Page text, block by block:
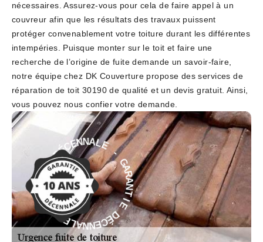
nécessaires. Assurez-vous pour cela de faire appel à un
couvreur afin que les résultats des travaux puissent
protéger convenablement votre toiture durant les différentes
intempéries. Puisque monter sur le toit et faire une
recherche de l’origine de fuite demande un savoir-faire,
notre équipe chez DK Couverture propose des services de
réparation de toit 30190 de qualité et un devis gratuit. Ainsi,
vous pouvez nous confier votre demande.
G
A
R
A
N
T
I
E
D
É
C
E
NNALE - GA
R
A
N
T
I
E
D
É
C
E
N
N
A
L
E
-